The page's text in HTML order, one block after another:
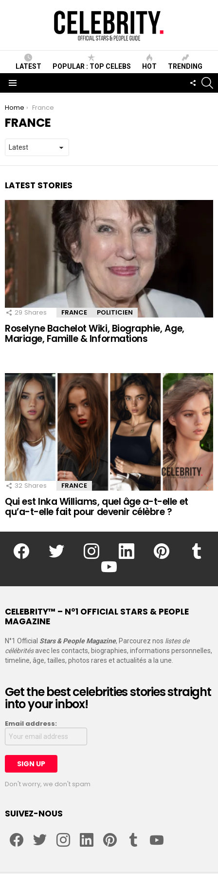
LATEST POPULAR : TOP CELEBS HOT TRENDING
You are here:
Home France
FRANCE
LATEST STORIES
29 Shares FRANCE POLITICIEN
Roselyne Bachelot Wiki, Biographie, Age,
Mariage, Famille & Informations
32 Shares FRANCE
Qui est Inka Williams, quel âge a-t-elle et
qu’a-t-elle fait pour devenir célèbre ?
facebook twitter instagram linkedin pinterest
youtube
CELEBRITY™ – N°1 OFFICIAL STARS & PEOPLE
MAGAZINE
N°1 Official Stars & People Magazine, Parcourez nos listes de
célébritésavec les contacts, biographies, informations personnelles,
timeline, âge, tailles, photos rares et actualités a la une.
Get the best celebrities stories straight
into your inbox!
Email address:
Don't worry, we don't spam
SUIVEZ-NOUS